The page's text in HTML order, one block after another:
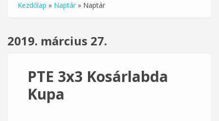
Jelenlegi hely
Kezdőlap » Naptár » Naptár
2019. március 27.
PTE 3x3 Kosárlabda
Kupa